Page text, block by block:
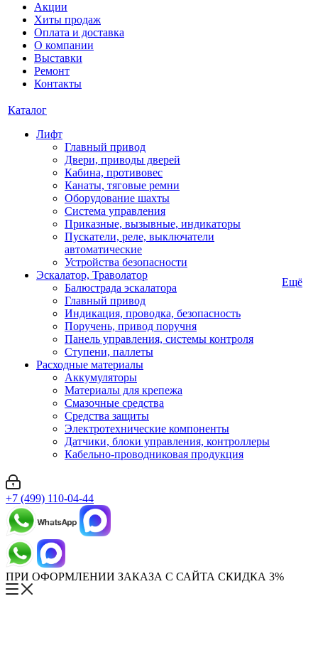
Акции
Хиты продаж
Оплата и доставка
О компании
Выставки
Ремонт
Контакты
Каталог
Лифт
Главный привод
Двери, приводы дверей
Кабина, противовес
Канаты, тяговые ремни
Оборудование шахты
Система управления
Приказные, вызывные, индикаторы
Пускатели, реле, выключатели
автоматические
Устройства безопасности
Эскалатор, Траволатор
Балюстрада эскалатора
Главный привод
Индикация, проводка, безопасность
Поручень, привод поручня
Панель управления, системы контроля
Ступени, паллеты
Расходные материалы
Аккумуляторы
Материалы для крепежа
Смазочные средства
Средства защиты
Электротехнические компоненты
Датчики, блоки управления, контроллеры
Кабельно-проводниковая продукция
Ещё
+7 (499) 110-04-44
ПРИ ОФОРМЛЕНИИ ЗАКАЗА С САЙТА СКИДКА 3%